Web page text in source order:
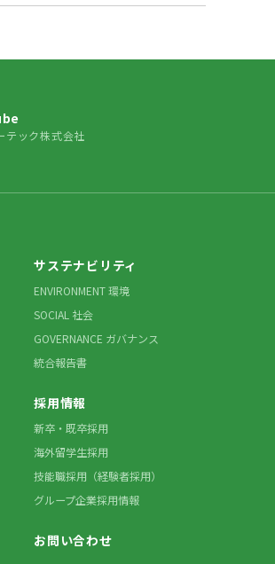
テック株式会社
サステナビリティ
ENVIRONMENT 環境
SOCIAL 社会
GOVERNANCE ガバナンス
統合報告書
採用情報
新卒・既卒採用
海外留学生採用
技能職採用（経験者採用）
グループ企業採用情報
お問い合わせ